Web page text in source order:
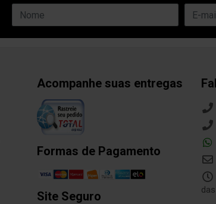
Acompanhe suas entregas
Formas de Pagamento
Site Seguro